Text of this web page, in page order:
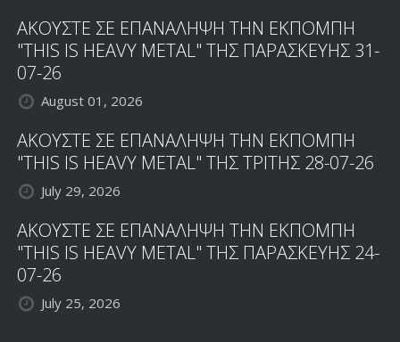
ΑΚΟΥΣΤΕ ΣΕ ΕΠΑΝΑΛΗΨΗ ΤΗΝ ΕΚΠΟΜΠΗ
"THIS IS HEAVY METAL" ΤΗΣ ΠΑΡΑΣΚΕΥΗΣ 31-
07-26
August 01, 2026
ΑΚΟΥΣΤΕ ΣΕ ΕΠΑΝΑΛΗΨΗ ΤΗΝ ΕΚΠΟΜΠΗ
"THIS IS HEAVY METAL" ΤΗΣ ΤΡΙΤΗΣ 28-07-26
July 29, 2026
ΑΚΟΥΣΤΕ ΣΕ ΕΠΑΝΑΛΗΨΗ ΤΗΝ ΕΚΠΟΜΠΗ
"THIS IS HEAVY METAL" ΤΗΣ ΠΑΡΑΣΚΕΥΗΣ 24-
07-26
July 25, 2026